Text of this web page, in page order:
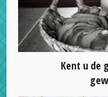
Kent u de